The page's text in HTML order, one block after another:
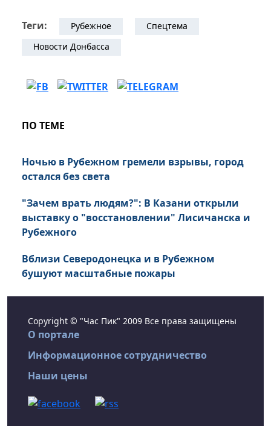
Теги: Рубежное
Спецтема
Новости Донбасса
ПО ТЕМЕ
Ночью в Рубежном гремели взрывы, город
остался без света
"Зачем врать людям?": В Казани открыли
выставку о "восстановлении" Лисичанска и
Рубежного
Вблизи Северодонецка и в Рубежном
бушуют масштабные пожары
Copyright © "Час Пик" 2009 Все права защищены
О портале
Информационное сотрудничество
Наши цены